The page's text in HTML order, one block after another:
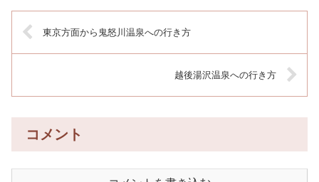
東京方面から鬼怒川温泉への行き方
越後湯沢温泉への行き方
コメント